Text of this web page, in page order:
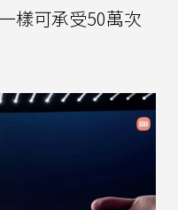
樣可承受50萬次